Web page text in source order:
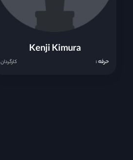
Kenji Kimura
حرفه : کارگردان